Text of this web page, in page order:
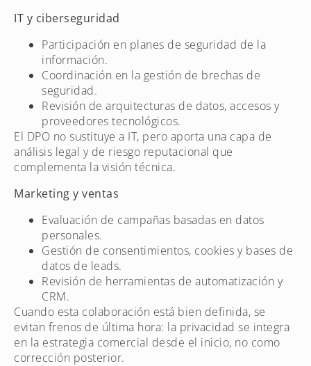
IT y ciberseguridad
Participación en planes de seguridad de la
información.
Coordinación en la gestión de brechas de
seguridad.
Revisión de arquitecturas de datos, accesos y
proveedores tecnológicos.
El DPO no sustituye a IT, pero aporta una capa de
análisis legal y de riesgo reputacional que
complementa la visión técnica.
Marketing y ventas
Evaluación de campañas basadas en datos
personales.
Gestión de consentimientos, cookies y bases de
datos de leads.
Revisión de herramientas de automatización y
CRM.
Cuando esta colaboración está bien definida, se
evitan frenos de última hora: la privacidad se integra
en la estrategia comercial desde el inicio, no como
corrección posterior.